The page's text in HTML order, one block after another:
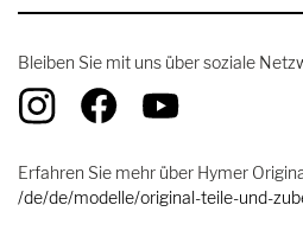
Bleiben Sie mit uns über soziale
Erfahren Sie mehr über Hymer
/de/de/modelle/original-teile-und-